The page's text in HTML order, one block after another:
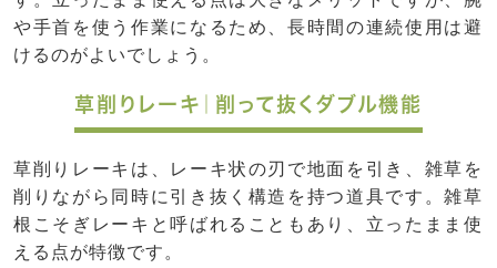
や手首を使う作業になるため、長時間の連続使用は避
けるのがよいでしょう。
草削りレーキ｜削って抜くダブル機能
草削りレーキは、レーキ状の刃で地面を引き、雑草を
削りながら同時に引き抜く構造を持つ道具です。雑草
根こそぎレーキと呼ばれることもあり、立ったまま使
える点が特徴です。